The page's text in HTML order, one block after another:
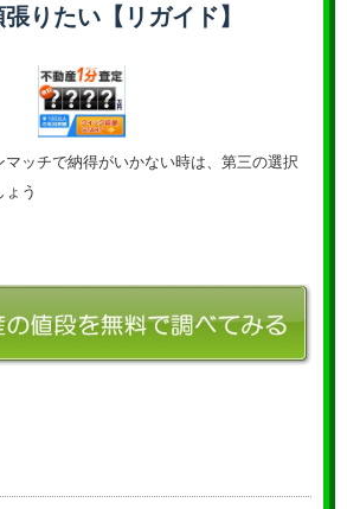
りたい【リガイド】
マッチで納得がいかない時は、第三の選択
ょう